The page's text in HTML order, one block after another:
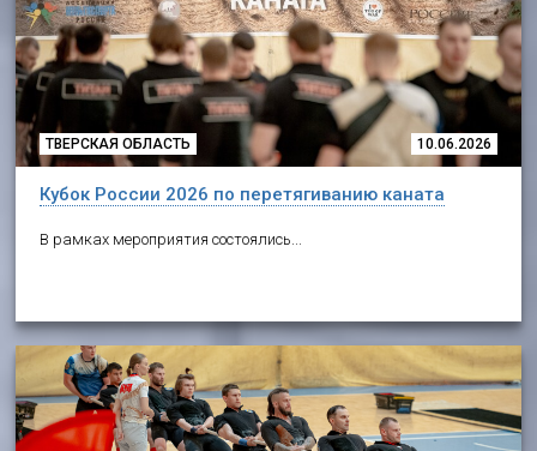
ТВЕРСКАЯ ОБЛАСТЬ 10.06.2026
Кубок России 2026 по перетягиванию каната
В рамках мероприятия состоялись...